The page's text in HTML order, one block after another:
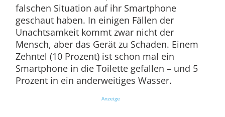
falschen Situation auf ihr Smartphone
geschaut haben. In einigen Fällen der
Unachtsamkeit kommt zwar nicht der
Mensch, aber das Gerät zu Schaden. Einem
Zehntel (10 Prozent) ist schon mal ein
Smartphone in die Toilette gefallen – und 5
Prozent in ein anderweitiges Wasser.
Anzeige